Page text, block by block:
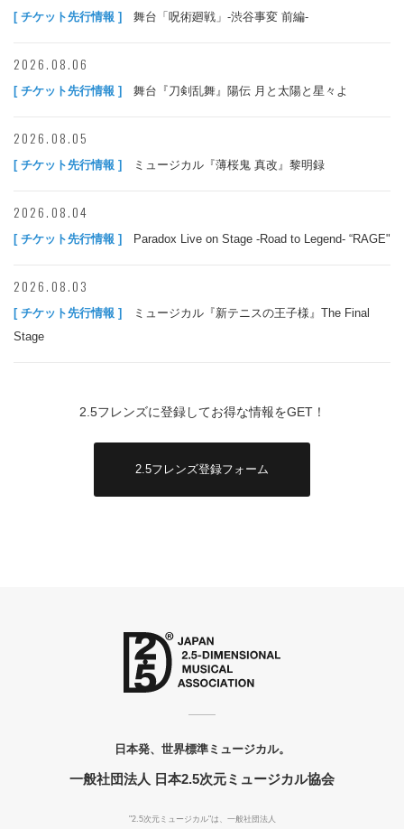
[ チケット先行情報 ] 舞台「呪術廻戦」-渋谷事変 前編-
2026.08.06
[ チケット先行情報 ] 舞台『刀剣乱舞』陽伝 月と太陽と星々よ
2026.08.05
[ チケット先行情報 ] ミュージカル『薄桜鬼 真改』黎明録
2026.08.04
[ チケット先行情報 ] Paradox Live on Stage -Road to Legend- “RAGE"
2026.08.03
[ チケット先行情報 ]
ミュージカル『新テニスの王子様』The Final
Stage
2.5フレンズに登録してお得な情報をGET！
2.5フレンズ登録フォーム
日本発、世界標準ミュージカル。
一般社団法人 日本2.5次元ミュージカル協会
"2.5次元ミュージカル"は、一般社団法人